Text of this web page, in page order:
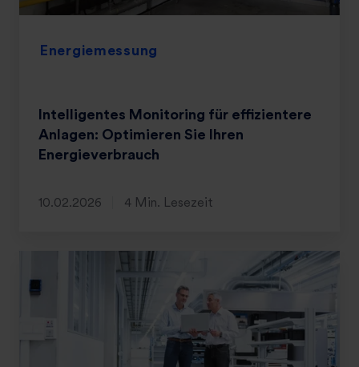
Energiemessung
Intelligentes Monitoring für effizientere
Anlagen: Optimieren Sie Ihren
Energieverbrauch
10.02.2026 4 Min. Lesezeit